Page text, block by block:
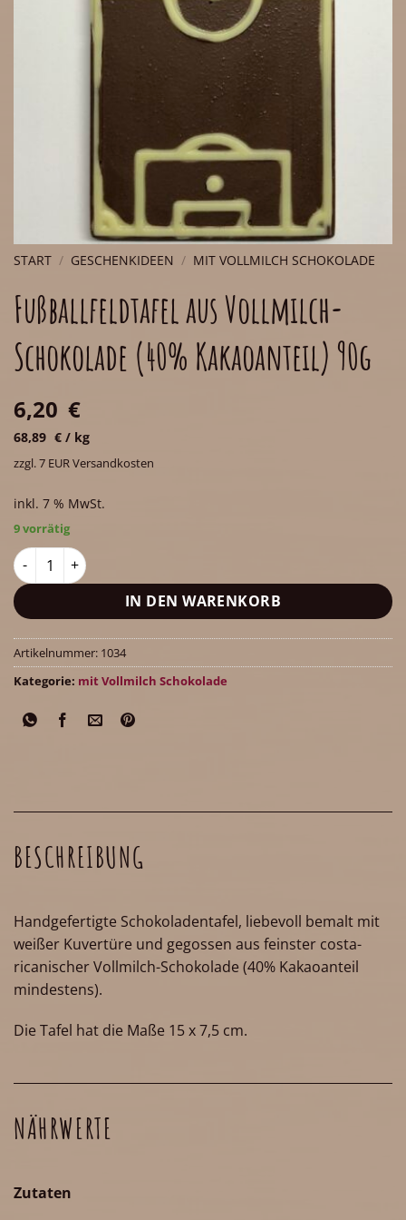
START / GESCHENKIDEEN / MIT VOLLMILCH SCHOKOLADE
Fußballfeldtafel aus Vollmilch-
Schokolade (40% Kakaoanteil) 90g
6,20 €
68,89 € / kg
zzgl. 7 EUR Versandkosten
inkl. 7 % MwSt.
9 vorrätig
Fußballfeldtafel aus Vollmilch-Schokolade (40% Kakaoanteil)
IN DEN WARENKORB
Artikelnummer: 1034
Kategorie: mit Vollmilch Schokolade
BESCHREIBUNG
Handgefertigte Schokoladentafel, liebevoll bemalt mit
weißer Kuvertüre und gegossen aus feinster costa-
ricanischer Vollmilch-Schokolade (40% Kakaoanteil
mindestens).
Die Tafel hat die Maße 15 x 7,5 cm.
NÄHRWERTE
Zutaten